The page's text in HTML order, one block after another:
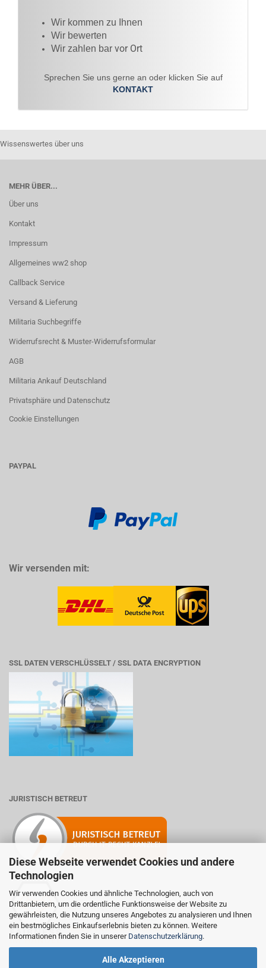
Diese Webseite verwendet Cookies und andere
Technologien
Wir verwenden Cookies und ähnliche Technologien, auch von
Drittanbietern, um die ordentliche Funktionsweise der Website zu
gewährleisten, die Nutzung unseres Angebotes zu analysieren und Ihnen
ein bestmögliches Einkaufserlebnis bieten zu können. Weitere
Informationen finden Sie in unserer Datenschutzerklärung.
Alle Akzeptieren
Wir kommen zu Ihnen​
Wir bewerten
Wir zahlen bar vor Ort
Sprechen Sie uns gerne an oder klicken Sie auf
KONTAKT
Wissenswertes über uns
MEHR ÜBER...
Über uns
Kontakt
Impressum
Allgemeines ww2 shop
Callback Service
Versand & Lieferung
Militaria Suchbegriffe
Widerrufsrecht & Muster-Widerrufsformular
AGB
Militaria Ankauf Deutschland
Privatsphäre und Datenschutz
Cookie Einstellungen
PAYPAL
Wir versenden mit:
SSL DATEN VERSCHLÜSSELT / SSL DATA ENCRYPTION
JURISTISCH BETREUT
Mitglied der Initiative "Fairness im Handel".
Informationen zur Initiative:
https://www.fairness-im-handel.de